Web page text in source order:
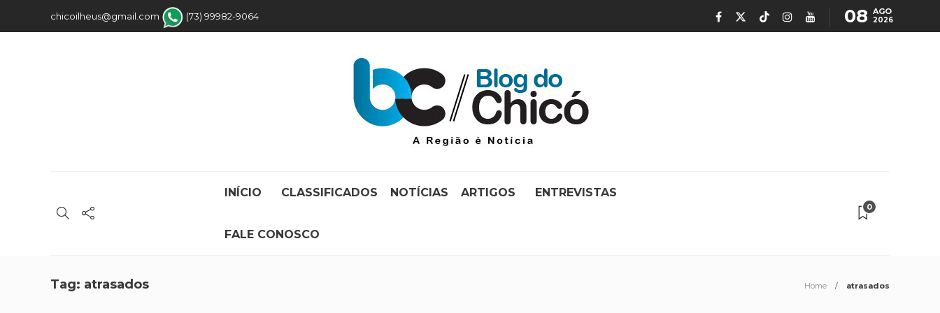
chicoilheus@gmail.com (73) 99982-9064 08 AGO
2026
INÍCIO CLASSIFICADOS NOTÍCIAS ARTIGOS ENTREVISTAS
FALE CONOSCO
0
Tag: atrasados Home atrasados